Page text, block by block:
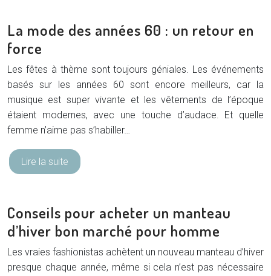
La mode des années 60 : un retour en
force
Les fêtes à thème sont toujours géniales. Les événements
basés sur les années 60 sont encore meilleurs, car la
musique est super vivante et les vêtements de l’époque
étaient modernes, avec une touche d’audace. Et quelle
femme n’aime pas s’habiller…
Lire la suite
Conseils pour acheter un manteau
d’hiver bon marché pour homme
Les vraies fashionistas achètent un nouveau manteau d’hiver
presque chaque année, même si cela n’est pas nécessaire